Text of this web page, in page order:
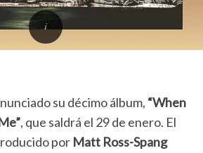
su décimo álbum, “When
, que saldrá el 29 de enero. El
por Matt Ross-Spang